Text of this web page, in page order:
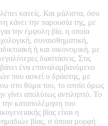
κανείς. Και μάλιστα, όσο
κάνει την παρουσία της, με
την έμφυλη βία, η οποία
συναισθηματική,
ή και οικονομική, με
διαστάσεις. Στις
ένα επαναλαμβανόμενο
που ασκεί ο δράστης, με
στο θύμα του, το οποίο όμως
γίνει απολύτως αντιληπτό. Το
την καταπολέμηση του
βίας είναι η
βίας, σ όποια μορφή